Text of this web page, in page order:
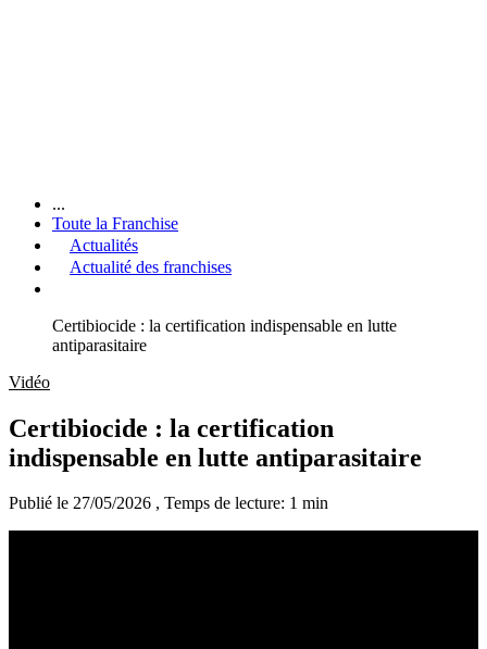
...
Toute la Franchise
Actualités
Actualité des franchises
Certibiocide : la certification indispensable en lutte
antiparasitaire
Vidéo
Certibiocide : la certification
indispensable en lutte antiparasitaire
Publié le 27/05/2026 , Temps de lecture: 1 min